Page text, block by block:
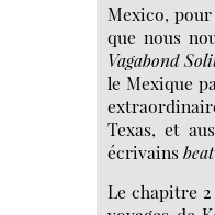
Mexico, pour
que nous
Vagabond
le Mexique
Texas, et
écrivainsbeat
Le chapitre